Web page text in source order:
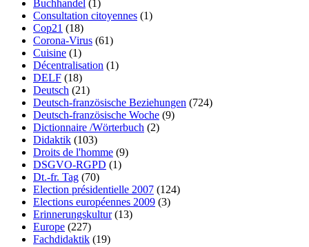
Buchhandel (1)
Consultation citoyennes (1)
Cop21 (18)
Corona-Virus (61)
Cuisine (1)
Décentralisation (1)
DELF (18)
Deutsch (21)
Deutsch-französische Beziehungen (724)
Deutsch-französische Woche (9)
Dictionnaire /Wörterbuch (2)
Didaktik (103)
Droits de l'homme (9)
DSGVO-RGPD (1)
Dt.-fr. Tag (70)
Election présidentielle 2007 (124)
Elections européennes 2009 (3)
Erinnerungskultur(13)
Europe (227)
Fachdidaktik (19)